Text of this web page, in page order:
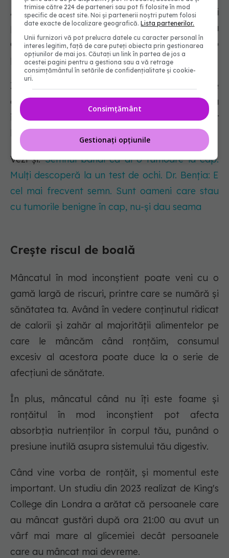
Atunci când consumăm alimente sărate și
procesate, putem experimenta acea creștere a
dopaminei, care este adesea urmată de o
prăbușire ulterioară.
Zahărul pe care îl consumăm este, de
asemenea, un declanșator major pentru
inflamații și stimulează creșterea așa-numitelor
bacterii "rele" în intestine.
Vezi și:Semnul banal că ai o tumoare la cap.
Mulți descoperă la un test de ochi. Dr. Benția: E
cel mai frecvent semn. Sunt oameni care stau
cu tumorile benigne în cap, nu-și dau seama
Crește riscul de boală
Mâncatul în mod inconștient poate veni cu o
gamă largă de riscuri, printre care se numără și
sănătatea ta. Având în vedere conținutul ridicat
de calorii și zahăr al majorității alimentelor pe
care le mâncăm când ronțăim, consumul
excesiv al acestora poate duce la o serie de
afecțiuni de sănătate.
În plus, mâncatul când nu îți este foame și
ronțăitul în mod inconștient pot afecta
absorbția nutrienților în corpul tău, punând o
presiune inutilă asupra sistemului tău digestiv.
Când vine vorba de ronțăit, și momentul este
important. Un studiu din 2023 realizat de King's
College din Londra a arătat că persoanele care
au mâncat gustări după ora 21:00 au avut un
vârf mai mare al glicemiei decât persoanele
care au mâncat mai devreme.
trimise către 224 de parteneri sau pot fi folosite în mod
specific de acest site. Noi și partenerii noștri putem folosi
date exacte de localizare geografică.Lista partenerilor.
Unii furnizori vă pot prelucra datele cu caracter personal în
interes legitim, față de care puteți obiecta prin gestionarea
opțiunilor de mai jos. Căutați un link în partea de jos a
acestei pagini pentru a gestiona sau a vă retrage
consimțământul în setările de confidențialitate și cookie-
uri.
Consimțământ
Gestionați opțiunile